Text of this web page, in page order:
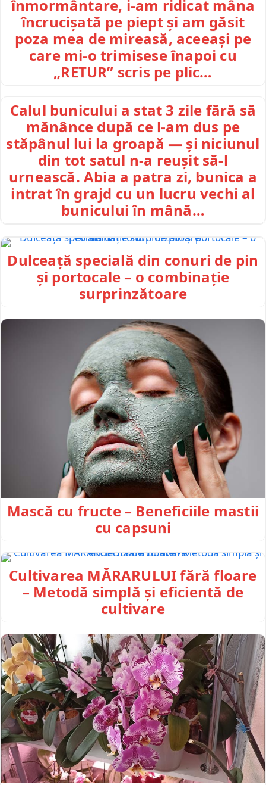
înmormântare, i-am ridicat mâna
încrucișată pe piept și am găsit
poza mea de mireasă, aceeași pe
care mi-o trimisese înapoi cu
„RETUR” scris pe plic…
Calul bunicului a stat 3 zile fără să
mănânce după ce l-am dus pe
stăpânul lui la groapă — și niciunul
din tot satul n-a reușit să-l
urnească. Abia a patra zi, bunica a
intrat în grajd cu un lucru vechi al
bunicului în mână…
Dulceață specială din conuri de pin
și portocale – o combinație
surprinzătoare
Mască cu fructe – Beneficiile mastii
cu capsuni
Cultivarea MĂRARULUI fără floare
– Metodă simplă și eficientă de
cultivare